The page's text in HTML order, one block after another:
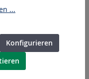
...
Konfigurieren